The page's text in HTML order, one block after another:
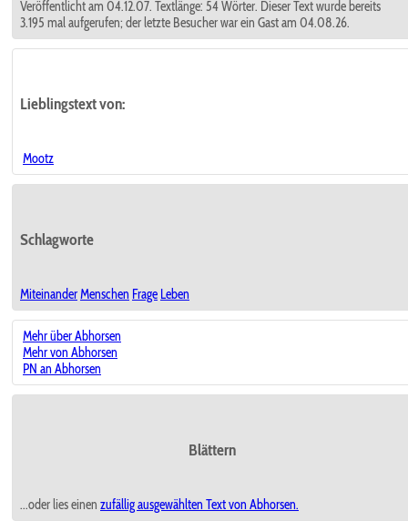
Veröffentlicht am 04.12.07. Textlänge: 54 Wörter. Dieser Text wurde bereits
3.195 mal aufgerufen; der letzte Besucher war ein Gast am 04.08.26.
Lieblingstextvon:
Mootz
Schlagworte
MiteinanderMenschen Frage Leben
Mehr über Abhorsen
Mehr von Abhorsen
PN an Abhorsen
Blättern
...oder lies einen zufällig ausgewählten Text von Abhorsen.